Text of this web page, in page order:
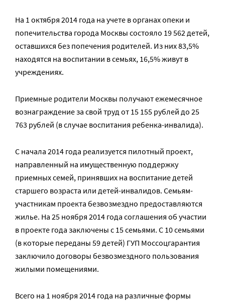
На 1 октября 2014 года на учете в органах опеки и
попечительства города Москвы состояло 19 562 детей,
оставшихся без попечения родителей. Из них 83,5%
находятся на воспитании в семьях, 16,5% живут в
учреждениях.
Приемные родители Москвы получают ежемесячное
вознаграждение за свой труд от 15 155 рублей до 25
763 рублей (в случае воспитания ребенка-инвалида).
С начала 2014 года реализуется пилотный проект,
направленный на имущественную поддержку
приемных семей, принявших на воспитание детей
старшего возраста или детей-инвалидов. Семьям-
участникам проекта безвозмездно предоставляются
жилье. На 25 ноября 2014 года соглашения об участии
в проекте года заключены с 15 семьями. С 10 семьями
(в которые переданы 59 детей) ГУП Моссоцгарантия
заключило договоры безвозмездного пользования
жилыми помещениями.
Всего на 1 ноября 2014 года на различные формы